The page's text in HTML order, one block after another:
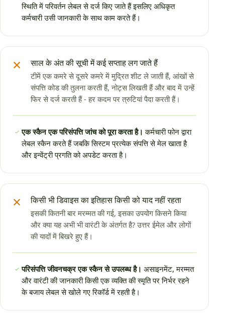
स्थिति में परिवर्तन लेबल से दर्ज किए जाते हैं इसलिए अधिकृत
कर्मचारी उसी जानकारी के साथ काम करते हैं।
× साल के अंत की सूची में कई सप्ताह लग जाते हैं
टीमें एक कमरे से दूसरे कमरे में मुद्रित शीट ले जाती हैं, आंखों से
संपत्ति कोड की तुलना करती हैं, नोट्स लिखती हैं और बाद में उन्हें
फिर से दर्ज करती हैं - हर कदम पर त्रुटियां पैदा करती हैं।
एक स्कैन एक परिसंपत्ति जांच को पूरा करता है। कर्मचारी फोन द्वारा
लेबल स्कैन करते हैं जबकि सिस्टम प्रत्येक संपत्ति से मेल खाता है
और इन्वेंट्री प्रगति को अपडेट करता है।
× किसी भी डिवाइस का इतिहास किसी को याद नहीं रहता
इसकी कितनी बार मरम्मत की गई, इसका उपयोग किसने किया
और क्या यह अभी भी वारंटी के अंतर्गत है? उत्तर ईमेल और लोगों
की यादों में बिखरे हुए हैं।
परिसंपत्ति जीवनचक्र एक स्कैन से उपलब्ध है। असाइनमेंट, मरम्मत
और वारंटी की जानकारी किसी एक व्यक्ति की स्मृति पर निर्भर रहने
के बजाय लेबल से खोले गए रिकॉर्ड में रहती है।